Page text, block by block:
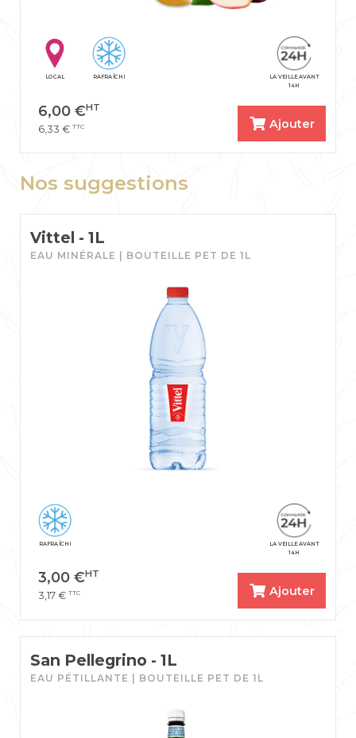
LA VEILLE AVANT
14H
LOCAL RAFRAÎCHI
6,00 €HT
6,33 € TTC Ajouter
Nos suggestions
Vittel - 1L
EAU MINÉRALE | BOUTEILLE PET DE 1L
LA VEILLE AVANT
14H
RAFRAÎCHI
3,00 €HT
3,17 € TTC Ajouter
San Pellegrino - 1L
EAU PÉTILLANTE | BOUTEILLE PET DE 1L